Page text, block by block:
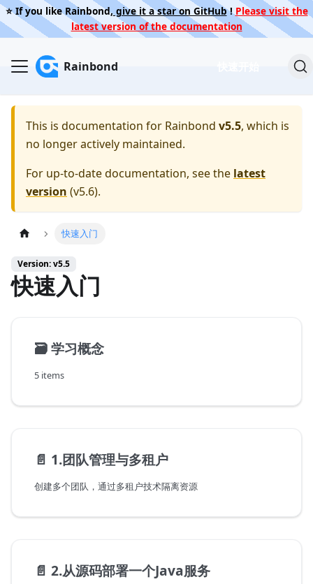
⭐️ If you like Rainbond, give it a star on GitHub!Please visit the
latest version of the documentation
Rainbond
This is documentation for Rainbond v5.5, which is
no longer actively maintained.
For up-to-date documentation, see the latest
version (v5.6).
快速入门
Version: v5.5
快速入门
🗃️学习概念
5 items
📄️ 1.团队管理与多租户
创建多个团队，通过多租户技术隔离资源
📄️ 2.从源码部署一个Java服务